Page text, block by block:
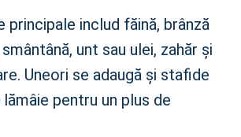
principale includ făină, brânză
unt sau ulei, zahăr și
Uneori se adaugă și stafide
pentru un plus de